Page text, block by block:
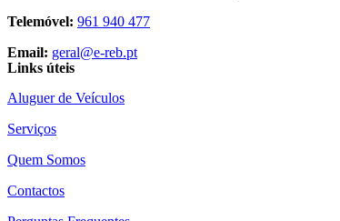
Telemóvel: 961 940 477
Email: geral@e-reb.pt
Links úteis
Aluguer de Veículos
Serviços
Quem Somos
Contactos